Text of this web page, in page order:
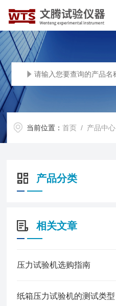
当前位置：首页 / 产品中心
产品分类
相关文章
压力试验机选购指南
纸箱压力试验机的测试类型